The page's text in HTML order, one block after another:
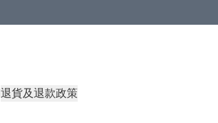
退貨及退款政策